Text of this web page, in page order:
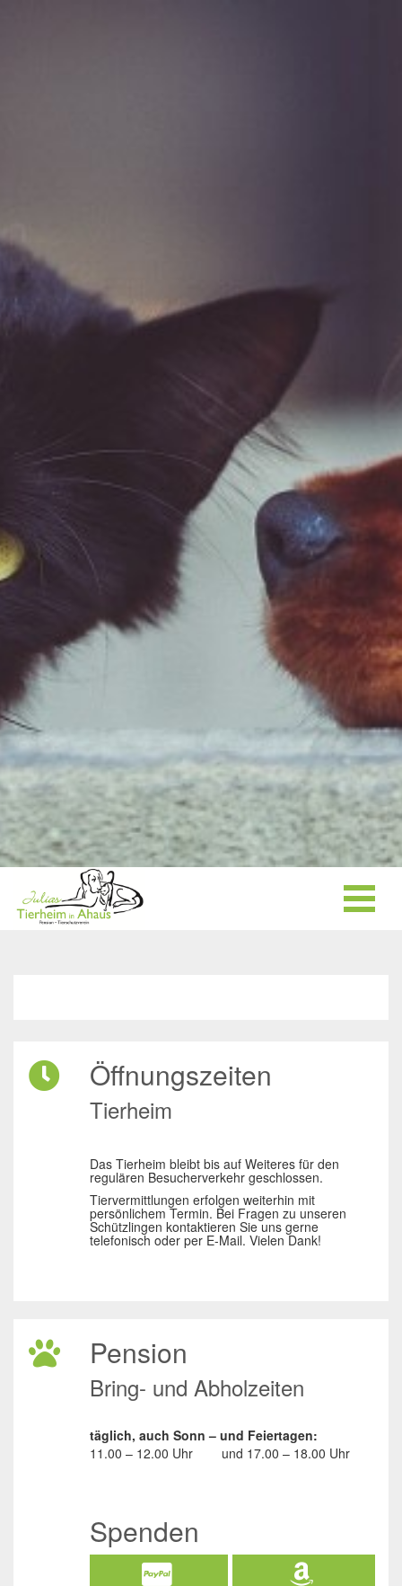
Öffnungszeiten
Tierheim
Das Tierheim bleibt bis auf Weiteres für den
regulären Besucherverkehr geschlossen.
Tiervermittlungen erfolgen weiterhin mit
persönlichem Termin. Bei Fragen zu unseren
Schützlingen kontaktieren Sie uns gerne
telefonisch oder per E-Mail. Vielen Dank!
Pension
Bring- und Abholzeiten
täglich, auch Sonn – und Feiertagen:
11.00 – 12.00 Uhr
und 17.00 – 18.00 Uhr
Spenden